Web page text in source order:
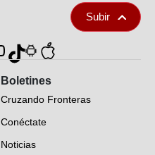
Subir
Boletines
Cruzando Fronteras
Conéctate
Noticias